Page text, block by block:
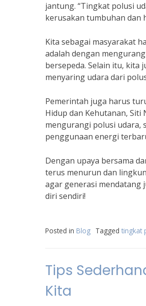
jantung. “Tingkat polusi
kerusakan tumbuhan dan
Kita sebagai masyarakat
adalah dengan
bersepeda. Selain itu, kita
menyaring udara dari
Pemerintah juga harus
Hidup dan Kehutanan,
mengurangi polusi udara,
penggunaan energi
Dengan upaya bersama
terus menurun dan
agar generasi mendatang
diri sendiri!
Posted in Blog Tagged tingkat
Tips
Kita